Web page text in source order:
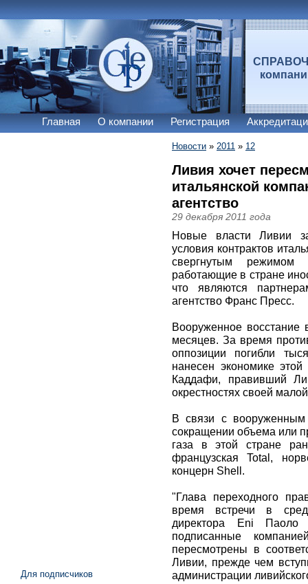
Главная О компании Регистрация
Новости » 2011 » 12
Ливия хочет
итальянской
агентство
29 декабря 2011 года
Новые власти Ливии
условия контрактов
свергнутым
работающие в стране
что являются
агентство Франс Пресс.
Вооруженное восстание
месяцев. За время
оппозиции погибли
нанесен экономике
Каддафи, правивший
окрестностях своей
В связи с
сокращении объема или
газа в этой стране
французская Total,
концерн Shell.
"Глава переходного
время встречи в
директора Eni
подписанные
пересмотрены в
Ливии, прежде чем
администрации
Для подписчиков